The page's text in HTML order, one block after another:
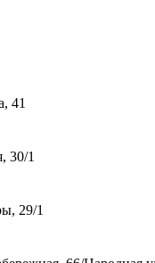
41
30/1
29/1